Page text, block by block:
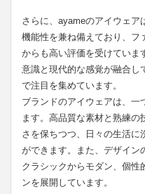
さらに、ayameのアイウェア
機能性を兼ね備えており、フ
からも高い評価を受けていま
意識と現代的な感覚が融合し
で注目を集めています。
ブランドのアイウェアは、一
ます。高品質な素材と熟練
さを保ちつつ、日々の生活に
ができます。また、デザイン
クラシックからモダン、個性
ンを展開しています。